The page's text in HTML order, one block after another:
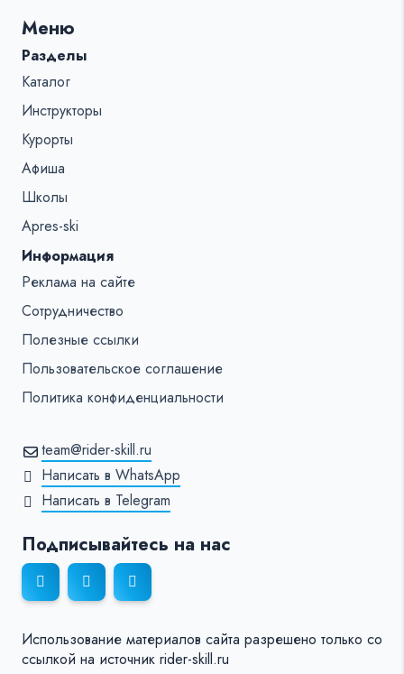
%s:
Меню
Разделы
Каталог
Инструкторы
Курорты
Афиша
Школы
Apres-ski
Информация
Реклама на сайте
Сотрудничество
Полезные ссылки
Пользовательское соглашение
Политика конфиденциальности
team@rider-skill.ru
Написать в WhatsApp
Написать в Telegram
Подписывайтесь на нас
Использование материалов сайта разрешено только со
ссылкой на источник rider-skill.ru